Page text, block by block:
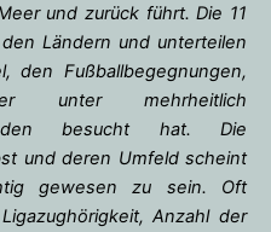
und zurück führt. Die 11
Ländern und unterteilen
den Fußballbegegnungen,
unter mehrheitlich
besucht hat. Die
und deren Umfeld scheint
gewesen zu sein. Oft
Anzahl der